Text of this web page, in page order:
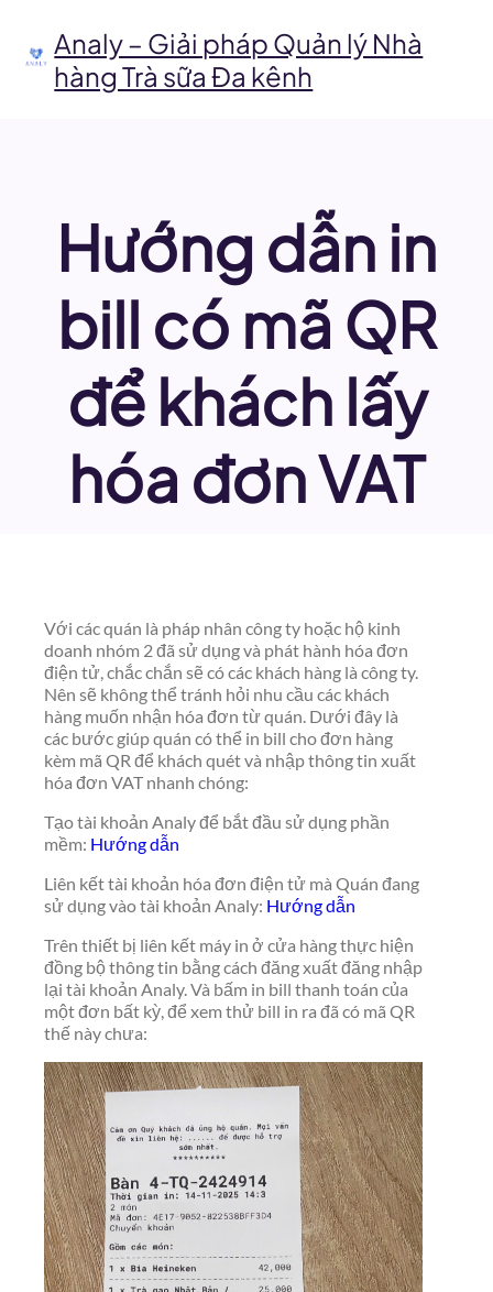
phần
Analy – Giải pháp Quản lý Nhà
hàng Trà sữa Đa kênh
Hướng dẫn in
bill có mã QR
để khách lấy
hóa đơn VAT
Với các quán là pháp nhân công ty hoặc hộ kinh
doanh nhóm 2 đã sử dụng và phát hành hóa đơn
điện tử, chắc chắn sẽ có các khách hàng là công ty.
Nên sẽ không thể tránh hỏi nhu cầu các khách
hàng muốn nhận hóa đơn từ quán. Dưới đây là
các bước giúp quán có thể in bill cho đơn hàng
kèm mã QR để khách quét và nhập thông tin xuất
hóa đơn VAT nhanh chóng:
Tạo tài khoản Analy để bắt đầu sử dụng phần
mềm: Hướng dẫn
Liên kết tài khoản hóa đơn điện tử mà Quán đang
sử dụng vào tài khoản Analy: Hướng dẫn
Trên thiết bị liên kết máy in ở cửa hàng thực hiện
đồng bộ thông tin bằng cách đăng xuất đăng nhập
lại tài khoản Analy. Và bấm in bill thanh toán của
một đơn bất kỳ, để xem thử bill in ra đã có mã QR
thế này chưa: